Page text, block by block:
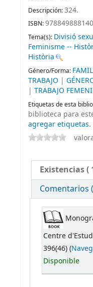
Descripción:324.
ISBN:
Tema(s): Divisió
Feminisme --
Història
Género/Forma:
TRABAJO |
| TRABAJO
Etiquetas de esta
biblioteca para
agregar etiquetas.
Existencias(
Comentarios
Centre
396(46) (
Disponible